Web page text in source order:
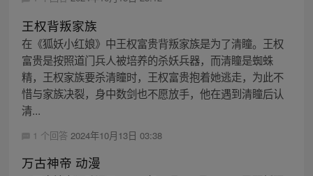
王权背叛家族
在《狐妖小红娘》中王权富贵背叛家族是为了清瞳。王权
富贵是按照道门兵人被培养的杀妖兵器，而清瞳是蜘蛛
精，王权家族要杀清瞳时，王权富贵抱着她逃走，为此不
惜与家族决裂，身中数剑也不愿放手，他在遇到清瞳后认
清...
1 个回答 2024年10月13日 03:38
万古神帝 动漫